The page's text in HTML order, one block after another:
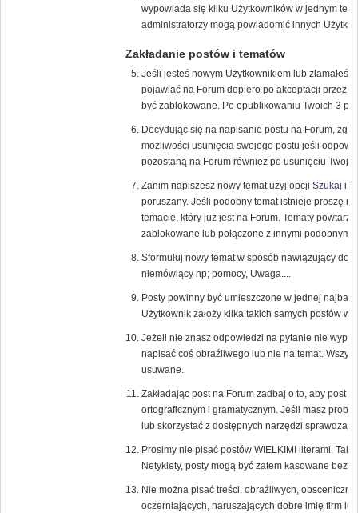
wypowiada się kilku Użytkowników w jednym
administratorzy mogą powiadomić innych
Zakładanie postów i tematów
Jeśli jesteś nowym Użytkownikiem lub
pojawiać na Forum dopiero po akceptacji przez
być zablokowane. Po opublikowaniu Twoich 3
Decydując się na napisanie postu na Forum,
możliwości usunięcia swojego postu jeśli
pozostaną na Forum również po usunięciu
Zanim napiszesz nowy temat użyj opcji Szukaj i
poruszany. Jeśli podobny temat istnieje proszę
temacie, który już jest na Forum. Tematy
zablokowane lub połączone z innymi podobnymi
Sformułuj nowy temat w sposób nawiązujący do
niemówiący np; pomocy, Uwaga....
Posty powinny być umieszczone w jednej
Użytkownik założy kilka takich samych postów
Jeżeli nie znasz odpowiedzi na pytanie nie
napisać coś obraźliwego lub nie na temat.
usuwane.
Zakładając post na Forum zadbaj o to, aby post
ortograficznym i gramatycznym. Jeśli masz
lub skorzystać z dostępnych narzędzi
Prosimy nie pisać postów WIELKIMI literami.
Netykiety, posty mogą być zatem kasowane bez
Nie można pisać treści: obraźliwych,
oczerniających, naruszających dobre imię firm